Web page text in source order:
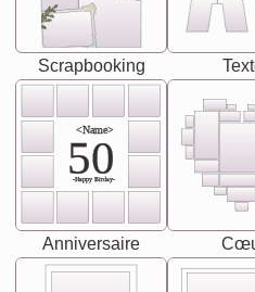
Scrapbooking
<Name>
50
-Happy Birday-
Anniversaire